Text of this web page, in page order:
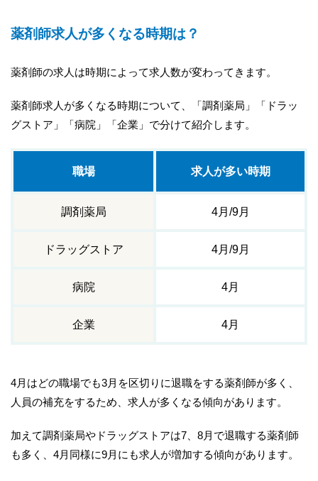
薬剤師求人が多くなる時期は？
薬剤師の求人は時期によって求人数が変わってきます。
薬剤師求人が多くなる時期について、「調剤薬局」「ドラッ
グストア」「病院」「企業」で分けて紹介します。
職場 求人が多い時期
調剤薬局 4月/9月
ドラッグストア 4月/9月
病院 4月
企業 4月
4月はどの職場でも3月を区切りに退職をする薬剤師が多く、
人員の補充をするため、求人が多くなる傾向があります。
加えて調剤薬局やドラッグストアは7、8月で退職する薬剤師
も多く、4月同様に9月にも求人が増加する傾向があります。